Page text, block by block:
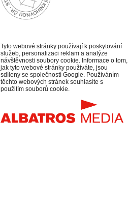
Tyto webové stránky používají k poskytování
služeb, personalizaci reklam a analýze
návštěvnosti soubory cookie. Informace o tom,
jak tyto webové stránky používáte, jsou
sdíleny se společností Google. Používáním
těchto webových stránek souhlasíte s
použitím souborů cookie.